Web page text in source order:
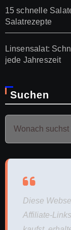
15 schnelle
Salatrezepte
Linsensalat:
jede Jahreszeit
Suchen
Diese
Affiliate-